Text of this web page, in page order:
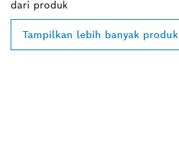
dari produk
Tampilkan lebih banyak produk